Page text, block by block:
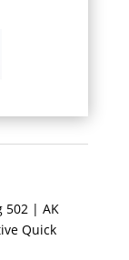
502| AK
Quick